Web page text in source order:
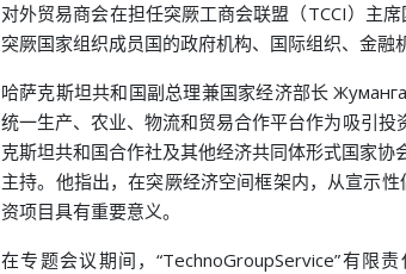
对外贸易商会在担任突厥工商会联盟（TCCI）主
突厥国家组织成员国的政府机构、国际组织、金融
哈萨克斯坦共和国副总理兼国家经济部长
统一生产、农业、物流和贸易合作平台作为吸引投
克斯坦共和国合作社及其他经济共同体形式国家协
主持。他指出，在突厥经济空间框架内，从宣示
资项目具有重要意义。
在专题会议期间，“TechnoGroupService”有限